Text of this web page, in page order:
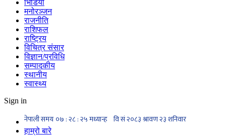
भिडियो
मनोरञ्जन
राजनीति
राशिफल
राष्ट्रिय
विचित्र संसार
विज्ञान/प्रविधि
सम्पादकीय
स्थानीय
स्वास्थ्य
Sign in
हाम्रो बारे